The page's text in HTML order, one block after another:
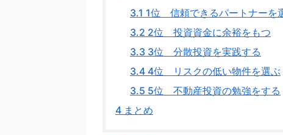
3.1 1位 信頼できるパートナーを
3.2 2位 投資資金に余裕をもつ
3.3 3位 分散投資を実践する
3.4 4位 リスクの低い物件を選ぶ
3.5 5位 不動産投資の勉強をする
4 まとめ